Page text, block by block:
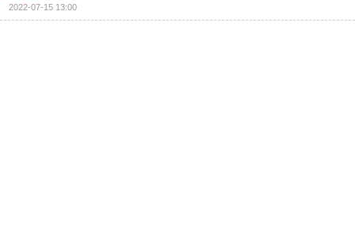
2022-07-15 13:00